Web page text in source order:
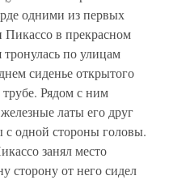
одними из первых
в прекрасном
по улицам
сиденье открытого
Рядом с ним
латы его друг
одной стороны головы.
занял место
сторону от него сидел